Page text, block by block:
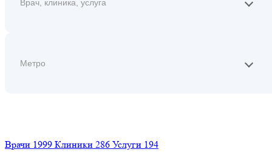
Врачи 1999 Клиники 286 Услуги 194